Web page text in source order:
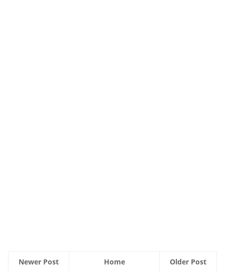
Newer Post Older Post
Home